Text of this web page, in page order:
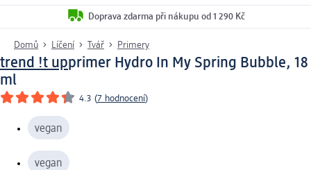
Doprava zdarma při nákupu od 1 290 Kč
Domů Líčení Tvář Primery
trend !t upprimer Hydro In My Spring Bubble, 18
ml
4.3 (7 hodnocení)
vegan
vegan